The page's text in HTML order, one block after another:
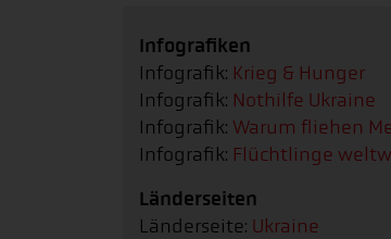
Infografiken
Infografik: Krieg & Hunger
Infografik: Nothilfe Ukraine
Infografik: Warum fliehen
Infografik: Flüchtlinge
Länderseiten
Länderseite: Ukraine